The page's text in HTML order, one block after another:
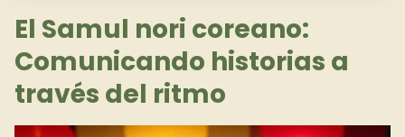
El Samul nori coreano:
Comunicando historias a
través del ritmo